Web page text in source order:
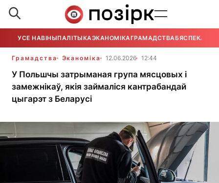
УСЕ НАВІНЫПАЛІТЫКАЭКАНОМІКАГРАМАДСТВАБЯСПЕКА
Грамадства Эканоміка 12.06.2026 12:44
У Польшчы затрыманая група мясцовых і
замежнікаў, якія займаліся кантрабандай
цыгарэт з Беларусі